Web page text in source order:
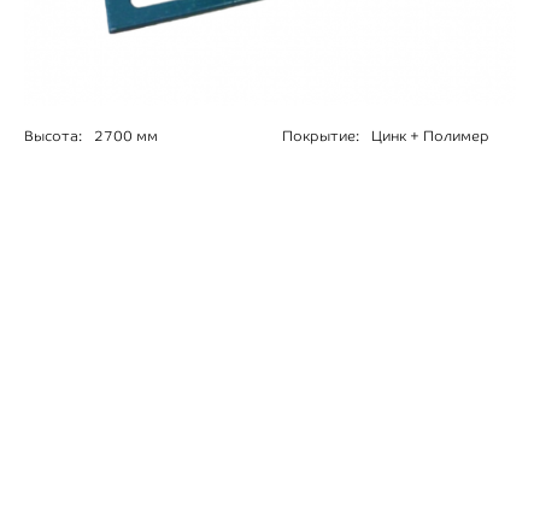
Высота: 2700 мм Покрытие: Цинк + Полимер